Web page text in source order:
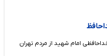
امام شهید از مردم تهران